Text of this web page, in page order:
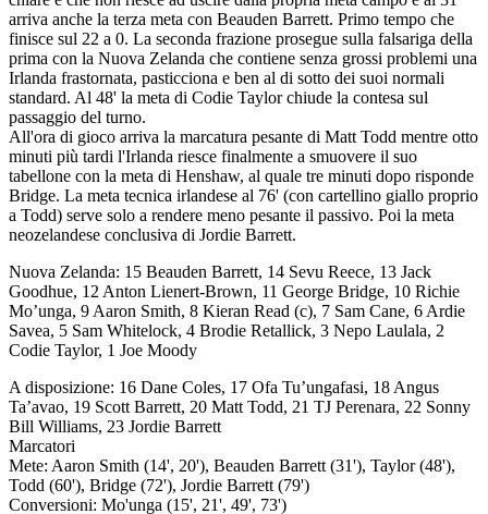
arriva anche la terza meta con Beauden Barrett. Primo tempo che
finisce sul 22 a 0. La seconda frazione prosegue sulla falsariga della
prima con la Nuova Zelanda che contiene senza grossi problemi una
Irlanda frastornata, pasticciona e ben al di sotto dei suoi normali
standard. Al 48' la meta di Codie Taylor chiude la contesa sul
passaggio del turno.
All'ora di gioco arriva la marcatura pesante di Matt Todd mentre otto
minuti più tardi l'Irlanda riesce finalmente a smuovere il suo
tabellone con la meta di Henshaw, al quale tre minuti dopo risponde
Bridge. La meta tecnica irlandese al 76' (con cartellino giallo proprio
a Todd) serve solo a rendere meno pesante il passivo. Poi la meta
neozelandese conclusiva di Jordie Barrett.
Nuova Zelanda: 15 Beauden Barrett, 14 Sevu Reece, 13 Jack
Goodhue, 12 Anton Lienert-Brown, 11 George Bridge, 10 Richie
Mo’unga, 9 Aaron Smith, 8 Kieran Read (c), 7 Sam Cane, 6 Ardie
Savea, 5 Sam Whitelock, 4 Brodie Retallick, 3 Nepo Laulala, 2
Codie Taylor, 1 Joe Moody
A disposizione: 16 Dane Coles, 17 Ofa Tu’ungafasi, 18 Angus
Ta’avao, 19 Scott Barrett, 20 Matt Todd, 21 TJ Perenara, 22 Sonny
Bill Williams, 23 Jordie Barrett
Marcatori
Mete: Aaron Smith (14', 20'), Beauden Barrett (31'), Taylor (48'),
Todd (60'), Bridge (72'), Jordie Barrett (79')
Conversioni: Mo'unga (15', 21', 49', 73')